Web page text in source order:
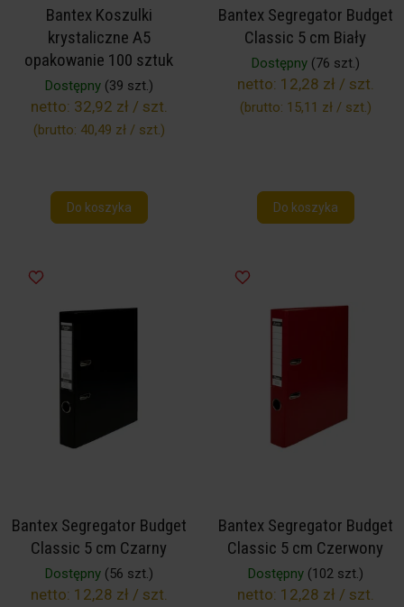
Bantex Koszulki
krystaliczne A5
opakowanie 100 sztuk
Dostępny(39 szt.)
netto: 32,92 zł / szt.
(brutto: 40,49 zł / szt.)
Do koszyka
Bantex Segregator Budget
Classic 5 cm Biały
Dostępny(76 szt.)
netto: 12,28 zł / szt.
(brutto: 15,11 zł / szt.)
Do koszyka
Bantex Segregator Budget
Classic 5 cm Czarny
Dostępny(56 szt.)
netto: 12,28 zł / szt.
Bantex Segregator Budget
Classic 5 cm Czerwony
Dostępny(102 szt.)
netto: 12,28 zł / szt.